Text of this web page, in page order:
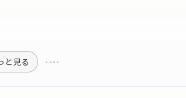
と見る